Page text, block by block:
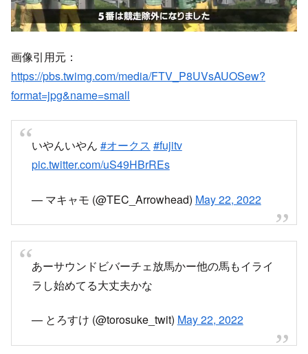
画像引用元：
https://pbs.twimg.com/media/FTV_P8UVsAUOSew?
いやんいやん#オークス#fujitv
pic.twitter.com/uS49HBrREs
— マキャモ (@TEC_Arrowhead)May 22, 2022
ラし始めてる大丈夫かな